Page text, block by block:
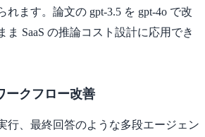
れます。論文の gpt-3.5 を gpt-4o で改
ま SaaS の推論コスト設計に応用でき
ークフロー改善
行、最終回答のような多段エージェン